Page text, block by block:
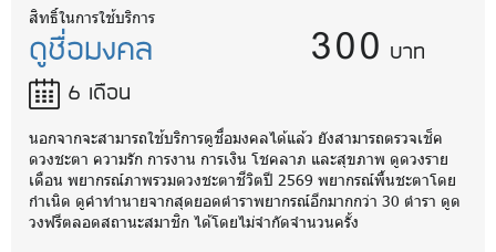
สิทธิ์ในการใช้บริการ
ดูชื่อมงคล
6 เดือน
300 บาท
นอกจากจะสามารถใช้บริการดูชื่อมงคลได้แล้ว ยังสามารถตรวจเช็ค
ดวงชะตา ความรัก การงาน การเงิน โชคลาภ และสุขภาพ ดูดวงราย
เดือน พยากรณ์ภาพรวมดวงชะตาชีวิตปี 2569 พยากรณ์พื้นชะตาโดย
กำเนิด ดูคำทำนายจากสุดยอดตำราพยากรณ์อีกมากกว่า 30 ตำรา ดูด
วงฟรีตลอดสถานะสมาชิก ได้โดยไม่จำกัดจำนวนครั้ง